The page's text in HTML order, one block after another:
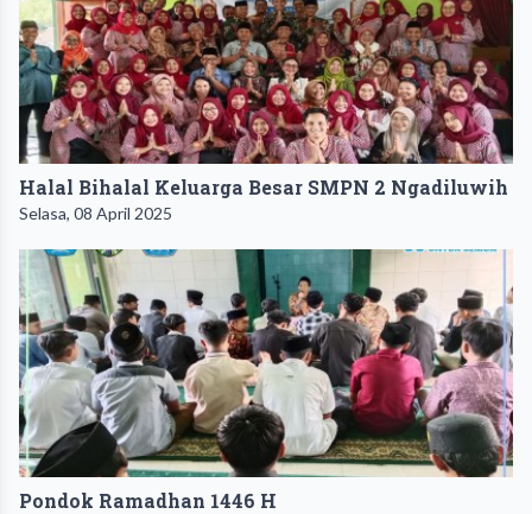
Halal Bihalal Keluarga Besar SMPN 2 Ngadiluwih
Selasa, 08 April 2025
Pondok Ramadhan 1446 H